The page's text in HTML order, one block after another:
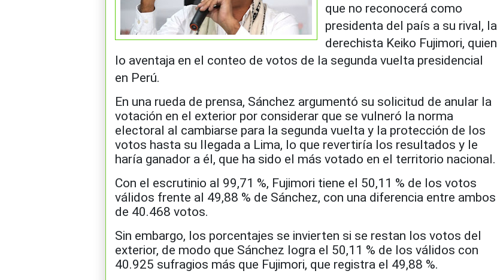
que no reconocerá como
presidenta del país a su rival, la
derechista Keiko Fujimori, quien
lo aventaja en el conteo de votos de la segunda vuelta presidencial
en Perú.
En una rueda de prensa, Sánchez argumentó su solicitud de anular la
votación en el exterior por considerar que se vulneró la norma
electoral al cambiarse para la segunda vuelta y la protección de los
votos hasta su llegada a Lima, lo que revertiría los resultados y le
haría ganador a él, que ha sido el más votado en el territorio nacional.
Con el escrutinio al 99,71 %, Fujimori tiene el 50,11 % de los votos
válidos frente al 49,88 % de Sánchez, con una diferencia entre ambos
de 40.468 votos.
Sin embargo, los porcentajes se invierten si se restan los votos del
exterior, de modo que Sánchez logra el 50,11 % de los válidos con
40.925 sufragios más que Fujimori, que registra el 49,88 %.